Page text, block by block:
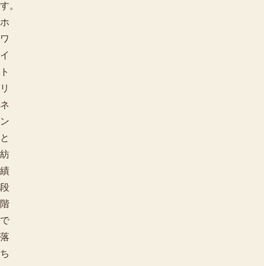
す。
ホ
ワ
イ
ト
リ
ネ
ン
と
紡
績
段
階
で
落
ち